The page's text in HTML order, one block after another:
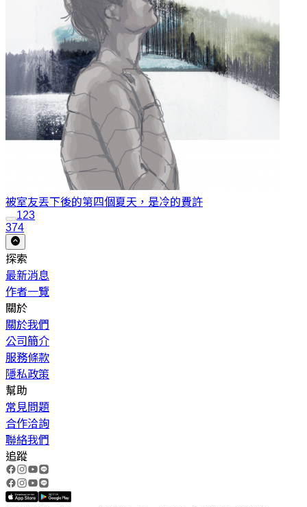
被室友丟下後的第四個夏天，是冷的費許
123
374
探索
最新消息
作者一覽
關於
關於我們
公司簡介
服務條款
隱私政策
幫助
常見問題
合作洽詢
聯絡我們
追蹤